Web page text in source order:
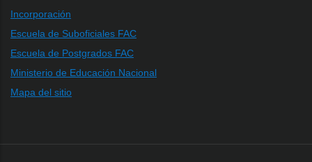
Incorporación
Escuela de Suboficiales FAC
Escuela de Postgrados FAC
Ministerio de Educación Nacional
Mapa del sitio